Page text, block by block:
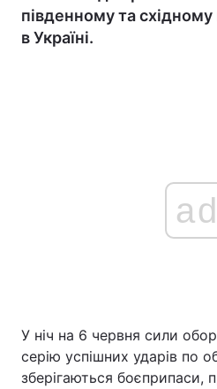
південному та
в Україні.
ad
У ніч на 6 червня сили
серію успішних ударів по
зберігаються боєприпаси,